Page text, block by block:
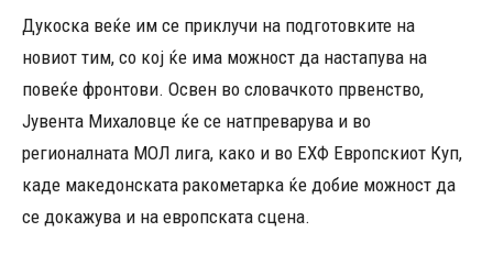
Дукоска веќе им се приклучи на подготовките на
новиот тим, со кој ќе има можност да настапува на
повеќе фронтови. Освен во словачкото првенство,
Јувента Михаловце ќе се натпреварува и во
регионалната МОЛ лига, како и во ЕХФ Европскиот Куп,
каде македонската ракометарка ќе добие можност да
се докажува и на европската сцена.